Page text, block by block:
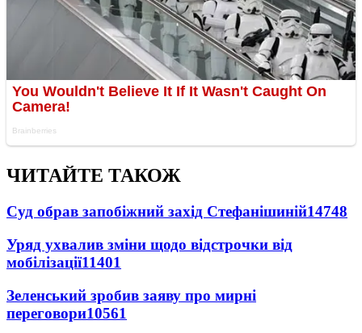
ЧИТАЙТЕ ТАКОЖ
Суд обрав запобіжний захід Стефанішиній14748
Уряд ухвалив зміни щодо відстрочки від
мобілізації11401
Зеленський зробив заяву про мирні
переговори10561